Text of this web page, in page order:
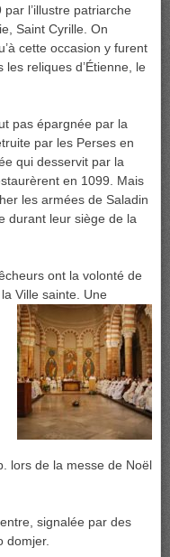
par l’illustre patriarche
Saint Cyrille. On
cette occasion y furent
les reliques d’Étienne, le
pas épargnée par la
par les Perses en
qui desservit par la
en 1099. Mais
les armées de Saladin
durant leur siège de la
ont la volonté de
Ville sainte. Une
lors de la messe de Noël
signalée par des
domjer.